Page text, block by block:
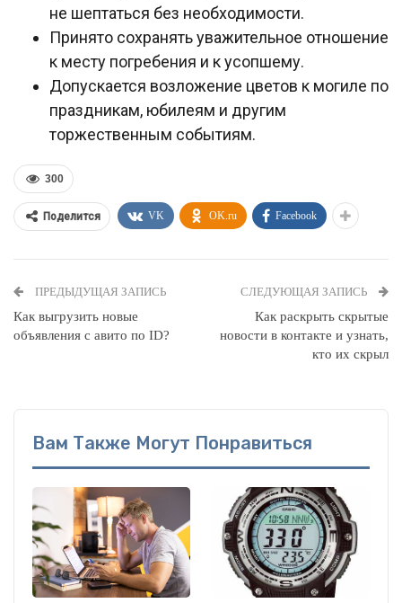
не шептаться без необходимости.
Принято сохранять уважительное отношение
к месту погребения и к усопшему.
Допускается возложение цветов к могиле по
праздникам, юбилеям и другим
торжественным событиям.
300
Поделится VK OK.ru Facebook
ПРЕДЫДУЩАЯ ЗАПИСЬ
Как выгрузить новые
объявления с авито по ID?
СЛЕДУЮЩАЯ ЗАПИСЬ
Как раскрыть скрытые
новости в контакте и узнать,
кто их скрыл
Вам Также Могут Понравиться